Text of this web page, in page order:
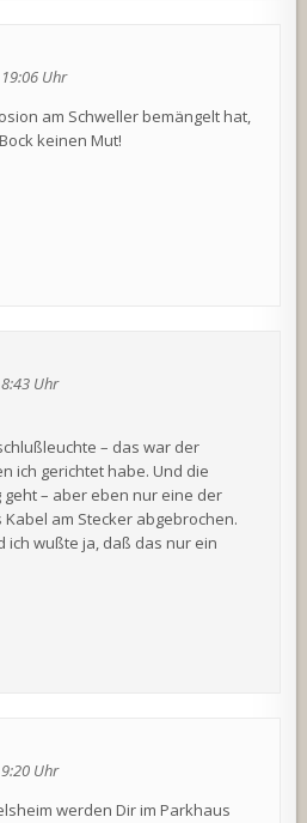
Uhr
am Schweller bemängelt hat,
keinen Mut!
Uhr
– das war der
ich gerichtet habe. Und die
– aber eben nur eine der
am Stecker abgebrochen.
ich wußte ja, daß das nur ein
Uhr
werden Dir im Parkhaus